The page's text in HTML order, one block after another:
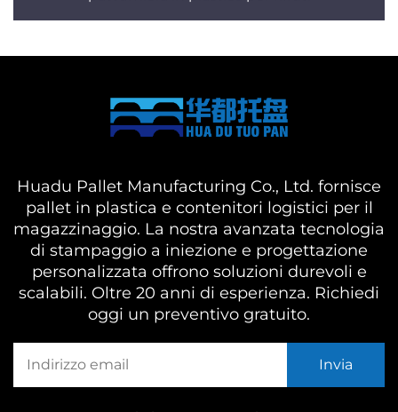
Huadu Pallet Manufacturing Co., Ltd. fornisce
pallet in plastica e contenitori logistici per il
magazzinaggio. La nostra avanzata tecnologia
di stampaggio a iniezione e progettazione
personalizzata offrono soluzioni durevoli e
scalabili. Oltre 20 anni di esperienza. Richiedi
oggi un preventivo gratuito.